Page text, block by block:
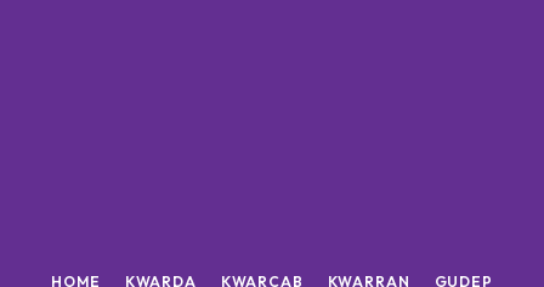
HOME KWARDA KWARCAB KWARRAN GUDEP